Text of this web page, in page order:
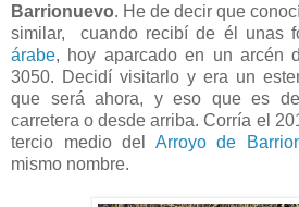
Barrionuevo. He de decir que
similar, cuando recibí de él unas
árabe, hoy aparcado en un arcén
3050. Decidí visitarlo y era un
que será ahora, y eso que es
carretera o desde arriba. Corría el
tercio medio del Arroyo de
mismo nombre.